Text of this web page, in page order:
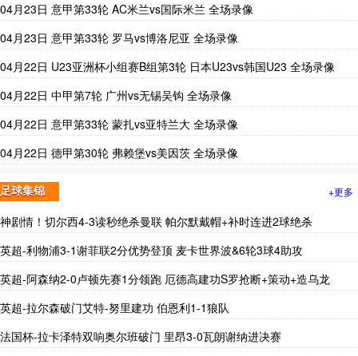
04月23日 意甲第33轮 AC米兰vs国际米兰 全场录像
04月23日 意甲第33轮 罗马vs博洛尼亚 全场录像
04月22日 U23亚洲杯小组赛B组第3轮 日本U23vs韩国U23 全场录像
04月22日 中甲第7轮 广州vs无锡吴钩 全场录像
04月22日 意甲第33轮 蒙扎vs亚特兰大 全场录像
04月22日 德甲第30轮 弗赖堡vs美因茨 全场录像
足球集锦 +更多
神剧情！切尔西4-3读秒绝杀曼联 帕尔默戴帽+补时连进2球绝杀
英超-利物浦3-1谢菲联2分优势登顶 麦卡世界波&6轮3球4助攻
英超-阿森纳2-0卢顿先赛1分领跑 厄德高建功S罗抢断+策动+造乌龙
英超-拉尔森破门艾特-努里建功 伯恩利1-1狼队
法国杯-拉卡泽特双响奥尔班破门 里昂3-0瓦朗谢纳进决赛